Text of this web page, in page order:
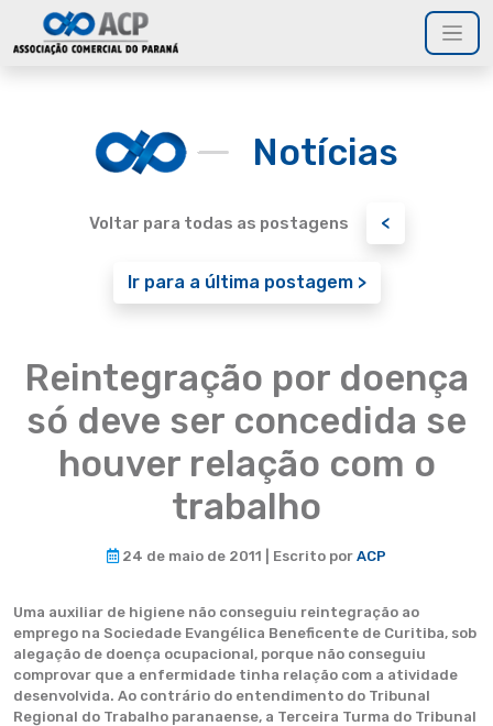
Notícias
Voltar para todas as postagens <
Ir para a última postagem >
Reintegração por doença
só deve ser concedida se
houver relação com o
trabalho
24 de maio de 2011 | Escrito por ACP
Uma auxiliar de higiene não conseguiu reintegração ao
emprego na Sociedade Evangélica Beneficente de Curitiba, sob
alegação de doença ocupacional, porque não conseguiu
comprovar que a enfermidade tinha relação com a atividade
desenvolvida. Ao contrário do entendimento do Tribunal
Regional do Trabalho paranaense, a Terceira Turma do Tribunal